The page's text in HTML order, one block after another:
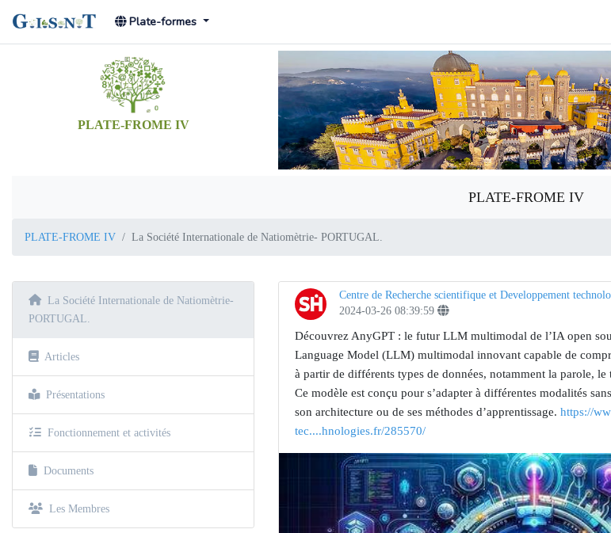
Plate-formes
PLATE-FROME IV
PLATE-FROME IV
PLATE-FROME IV La Société Internationale de Natiomètrie- PORTUGAL.
La Société Internationale de Natiomètrie-
PORTUGAL.
Articles
Présentations
Fonctionnement et activités
Documents
Les Membres
Centre de Recherche scientifique et Developpement
2024-03-26 08:39:59
Découvrez AnyGPT : le futur LLM multimodal de l’IA open
Language Model (LLM) multimodal innovant capable de
à partir de différents types de données, notamment la parole, le
Ce modèle est conçu pour s’adapter à différentes modalités
son architecture ou de ses méthodes d’apprentissage. https://
tec....hnologies.fr/285570/